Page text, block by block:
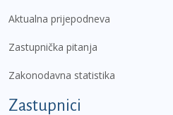
Aktualna prijepodneva
Zastupnička pitanja
Zakonodavna statistika
Zastupnici